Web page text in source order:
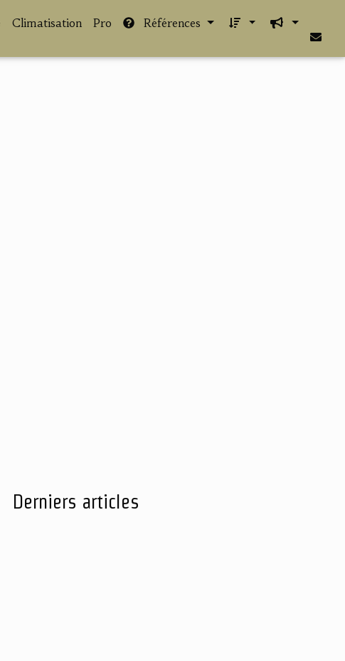
Climatisation Pro Références
Derniers articles